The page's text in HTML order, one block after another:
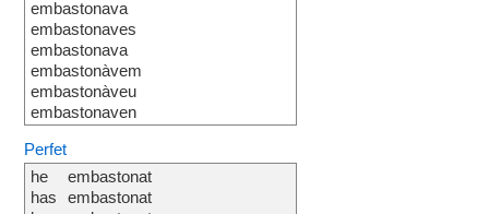
embastonava
embastonaves
embastonava
embastonàvem
embastonàveu
embastonaven
Perfet
he
has
embastonat
embastonat